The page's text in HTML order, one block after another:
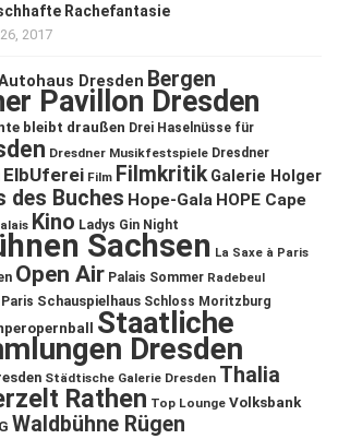
Rachefantasie
2017
Dresden Bergen
Pavillon Dresden
bleibt draußen Drei Haselnüsse für
Dresdner Musikfestspiele Dresdner
ElbUferei Film Filmkritik Galerie Holger
des Buches Hope-Gala HOPE Cape
Kino Ladys Gin Night
Sachsen La Saxe à Paris
Open Air Palais Sommer Radebeul
Schauspielhaus Schloss Moritzburg
Staatliche
Dresden
Städtische Galerie Dresden Thalia
Rathen Top Lounge Volksbank
Waldbühne Rügen